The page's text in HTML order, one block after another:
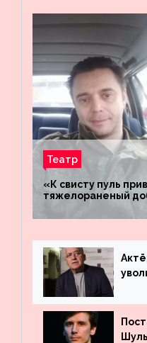
Театр
«К свисту пуль
тяжелораненый
четыре километра
поле